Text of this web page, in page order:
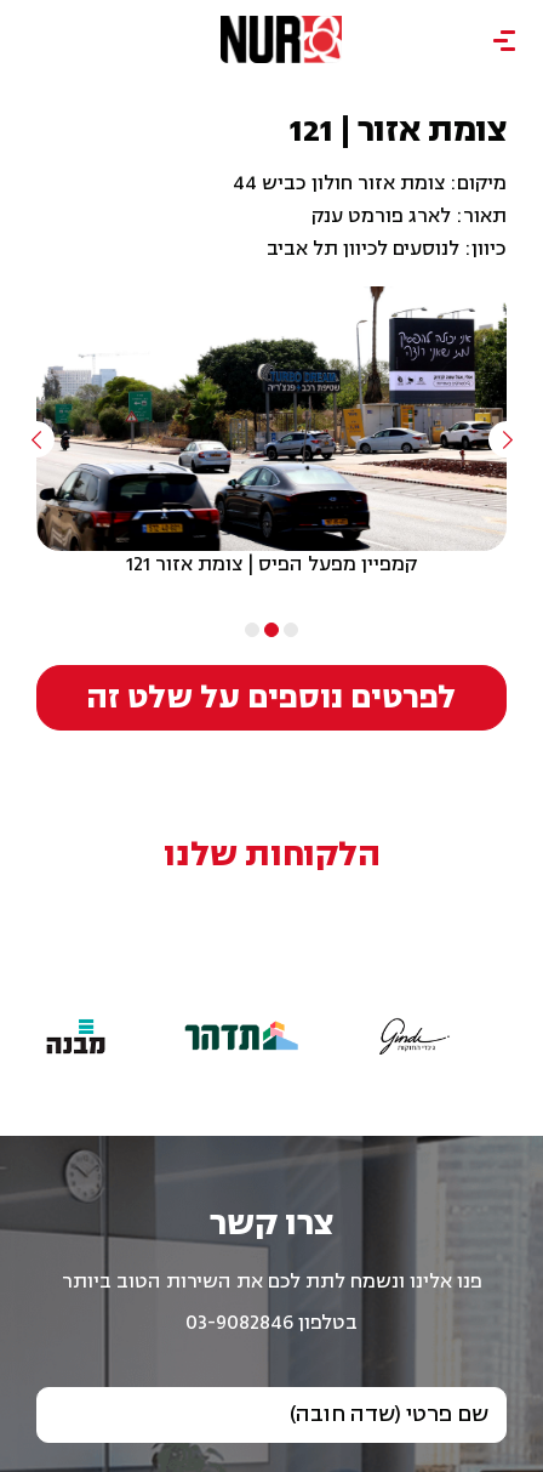
צומת אזור | 121
מיקום: צומת אזור חולון כביש 44
תאור: לארג פורמט ענק
כיוון: לנוסעים לכיוון תל אביב
קמפיין מפעל הפיס | צומת אזור 121
לפרטים נוספים על שלט זה
הלקוחות שלנו
צרו קשר
פנו אלינו ונשמח לתת לכם את השירות הטוב ביותר
בטלפון 03-9082846
שם פרטי (שדה חובה)